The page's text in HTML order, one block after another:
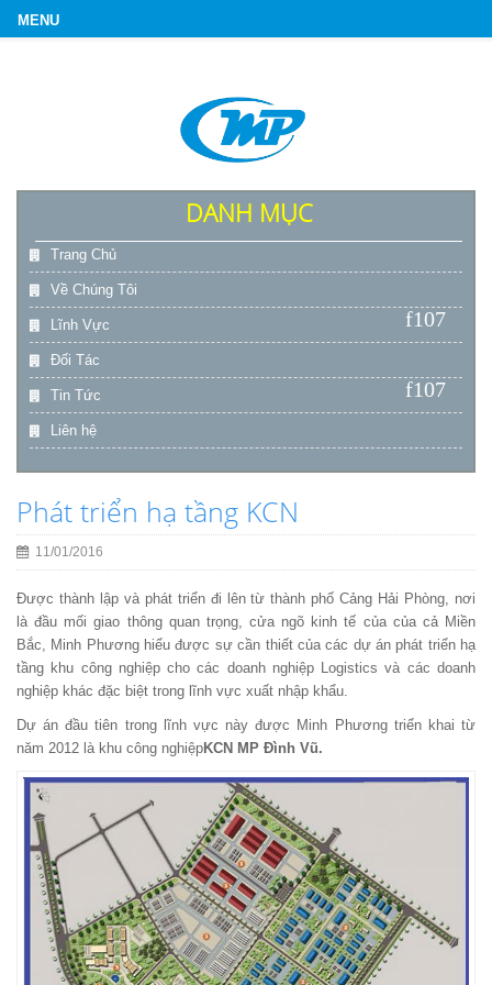
DANH MỤC
Trang Chủ
Về Chúng Tôi
Lĩnh Vực
Đối Tác
Tin Tức
Liên hệ
Phát triển hạ tầng KCN
11/01/2016
Được thành lập và phát triển đi lên từ thành phố Cảng Hải Phòng, nơi
là đầu mối giao thông quan trọng, cửa ngõ kinh tế của của cả Miền
Bắc, Minh Phương hiểu được sự cần thiết của các dự án phát triển hạ
tầng khu công nghiệp cho các doanh nghiệp Logistics và các doanh
nghiệp khác đặc biệt trong lĩnh vực xuất nhập khẩu.
Dự án đầu tiên trong lĩnh vực này được Minh Phương triển khai từ
năm 2012 là khu công nghiệpKCN MP Đình Vũ.